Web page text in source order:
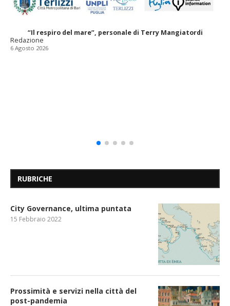
“Il respiro del mare”, personale di Terry Mangiatordi
Redazione
6 Agosto 2026
RUBRICHE
City Governance, ultima puntata
15 Febbraio 2022
Prossimità e servizi nella città del
post-pandemia